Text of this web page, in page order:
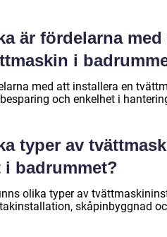
är fördelarna
i
med att installera en
och enkelhet i
typer av
i badrummet?
olika typer av
skåpinbyggnad